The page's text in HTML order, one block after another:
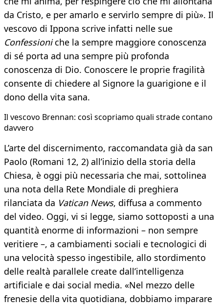
da Cristo, e per amarlo e servirlo sempre di più». Il
vescovo di Ippona scrive infatti nelle sue
Confessioniche la sempre maggiore conoscenza
di sé porta ad una sempre più profonda
conoscenza di Dio. Conoscere le proprie fragilità
consente di chiedere al Signore la guarigione e il
dono della vita sana.
Il vescovo Brennan: così scopriamo quali strade contano
davvero
L’arte del discernimento, raccomandata già da san
Paolo (Romani 12, 2) all’inizio della storia della
Chiesa, è oggi più necessaria che mai, sottolinea
una nota della Rete Mondiale di preghiera
rilanciata da Vatican News, diffusa a commento
del video. Oggi, vi si legge, siamo sottoposti a una
quantità enorme di informazioni – non sempre
veritiere –, a cambiamenti sociali e tecnologici di
una velocità spesso ingestibile, allo stordimento
delle realtà parallele create dall’intelligenza
artificiale e dai social media. «Nel mezzo delle
frenesie della vita quotidiana, dobbiamo imparare